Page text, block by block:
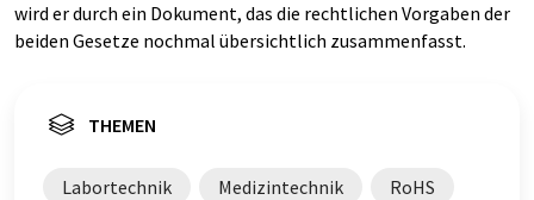
wird er durch ein Dokument, das die rechtlichen Vorgaben der
beiden Gesetze nochmal übersichtlich zusammenfasst.
THEMEN
Labortechnik Medizintechnik RoHS